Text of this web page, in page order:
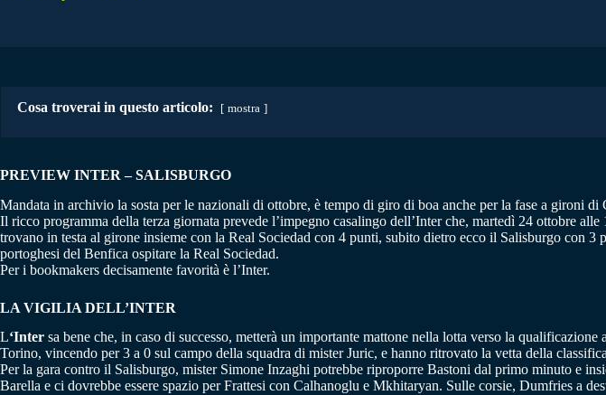
Cosa troverai in questo articolo: mostra
PREVIEW INTER – SALISBURGO
Mandata in archivio la sosta per le nazionali di ottobre, è tempo di giro di boa anche per la fase a gironi di
Il ricco programma della terza giornata prevede l’impegno casalingo dell’Inter che, martedì 24 ottobre
trovano in testa al girone insieme con la Real Sociedad con 4 punti, subito dietro ecco il Salisburgo con
portoghesi del Benfica ospitare la Real Sociedad.
Per i bookmakers decisamente favorità è l’Inter.
LA VIGILIA DELL’INTER
L‘Inter sa bene che, in caso di successo, metterà un importante mattone nella lotta verso la
Torino, vincendo per 3 a 0 sul campo della squadra di mister Juric, e hanno ritrovato la vetta della
Per la gara contro il Salisburgo, mister Simone Inzaghi potrebbe riproporre Bastoni dal primo minuto e
Barella e ci dovrebbe essere spazio per Frattesi con Calhanoglu e Mkhitaryan. Sulle corsie, Dumfries a